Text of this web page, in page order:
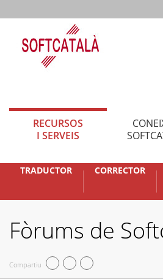
RECURSOS
I SERVEIS
TRADUCTOR CORRECTOR
Fòrums de
Compartiu